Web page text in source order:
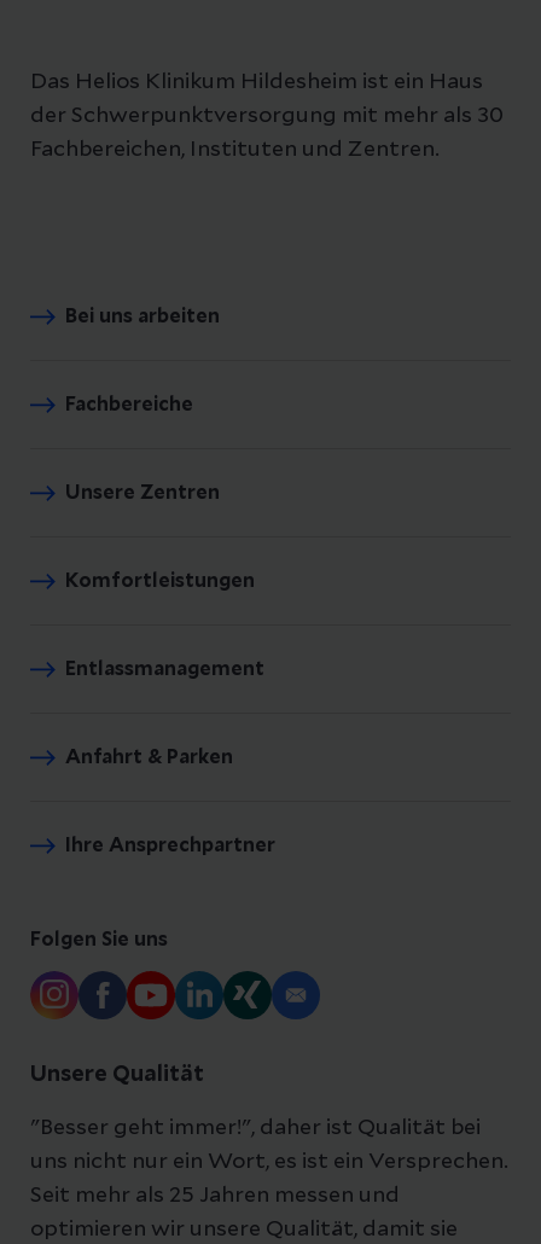
Das Helios Klinikum Hildesheim ist ein Haus
der Schwerpunktversorgung mit mehr als 30
Fachbereichen, Instituten und Zentren.
Bei uns arbeiten
Fachbereiche
Unsere Zentren
Komfortleistungen
Entlassmanagement
Anfahrt & Parken
Ihre Ansprechpartner
Folgen Sie uns
Unsere Qualität
"Besser geht immer!", daher ist Qualität bei
uns nicht nur ein Wort, es ist ein Versprechen.
Seit mehr als 25 Jahren messen und
optimieren wir unsere Qualität, damit sie